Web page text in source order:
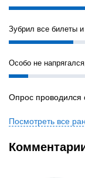
Зубрил все билеты
Особо не
Опрос проводился
Посмотреть все